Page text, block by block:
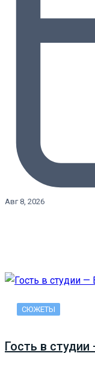
Авг 8, 2026
СЮЖЕТЫ
Гость в